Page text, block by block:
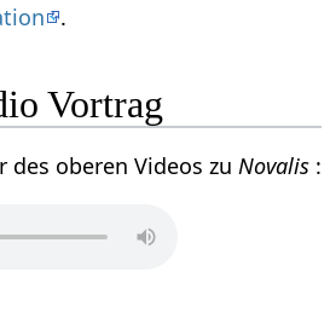
.
Vortrag
des oberen Videos zuNovalis :